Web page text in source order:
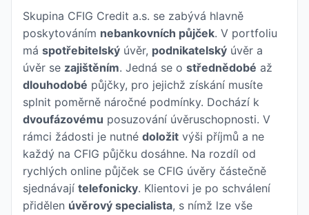
Skupina CFIG Credit a.s. se zabývá hlavně
poskytováním nebankovních půjček. V portfoliu
má spotřebitelský úvěr, podnikatelský úvěr a
úvěr se zajištěním. Jedná se o střednědobé až
dlouhodobé půjčky, pro jejichž získání musíte
splnit poměrně náročné podmínky. Dochází k
dvoufázovému posuzování úvěruschopnosti. V
rámci žádosti je nutné doložit výši příjmů a ne
každý na CFIG půjčku dosáhne. Na rozdíl od
rychlých online půjček se CFIG úvěry částečně
sjednávají telefonicky. Klientovi je po schválení
přidělen úvěrový specialista, s nímž lze vše